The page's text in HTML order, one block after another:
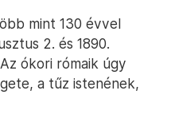
mint 130 évvel
2. és 1890.
ókori rómaik úgy
a tűz istenének,